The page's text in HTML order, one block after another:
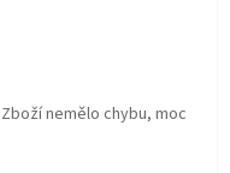
5 hvězdiček.
nemělo chybu, moc